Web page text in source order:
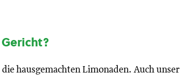
hausgemachten Limonaden. Auch unser